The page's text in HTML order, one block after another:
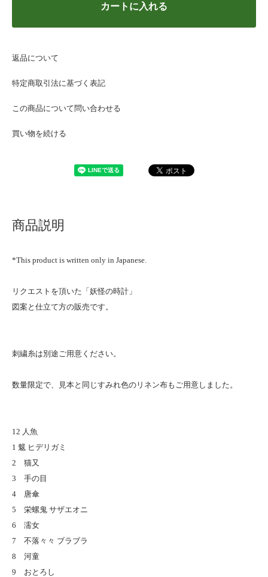
カートに入れる
返品について
特定商取引法に基づく表記
この商品について問い合わせる
買い物を続ける
商品説明
*This product is written only in Japanese.
リクエストを頂いた「妖怪の時計」
図案と仕立て方の販売です。
刺繍糸は別途ご用意ください。
数量限定で、見本と同じすみれ色のリネン布もご用意しました。
12 人魚
1 魃 ヒデリガミ
2 猫又
3 手の目
4 唐傘
5 栄螺鬼 サザエオニ
6 濡女
7 不落々々 ブラブラ
8 河童
9 おとろし